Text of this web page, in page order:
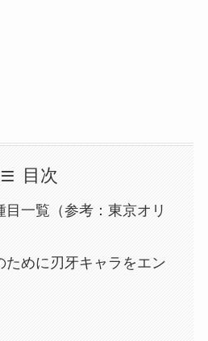
目次
目一覧（参考：東京オリ
ために刃牙キャラをエン